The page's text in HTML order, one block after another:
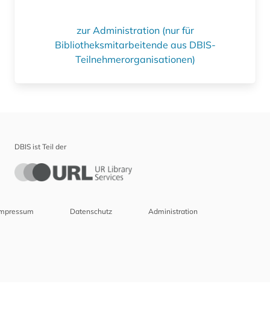
zur Administration (nur für
Bibliotheksmitarbeitende aus DBIS-
Teilnehmerorganisationen)
DBIS ist Teil der
Datenschutz Administration